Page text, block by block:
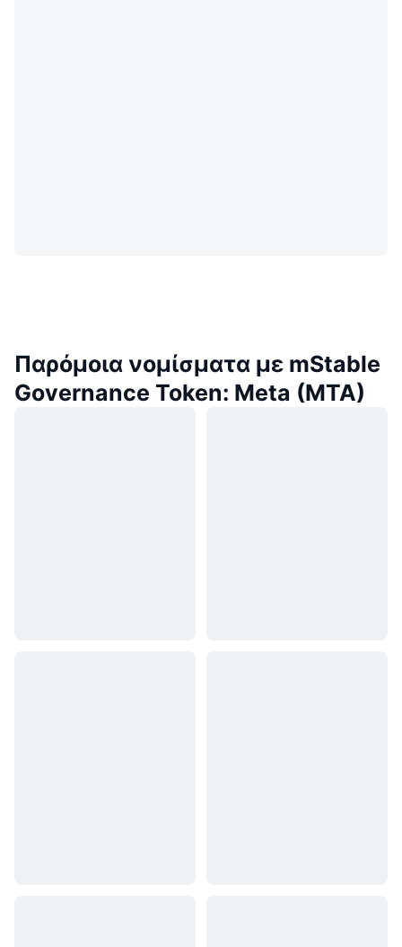
Παρόμοια νομίσματα με mStable
Governance Token: Meta (MTA)